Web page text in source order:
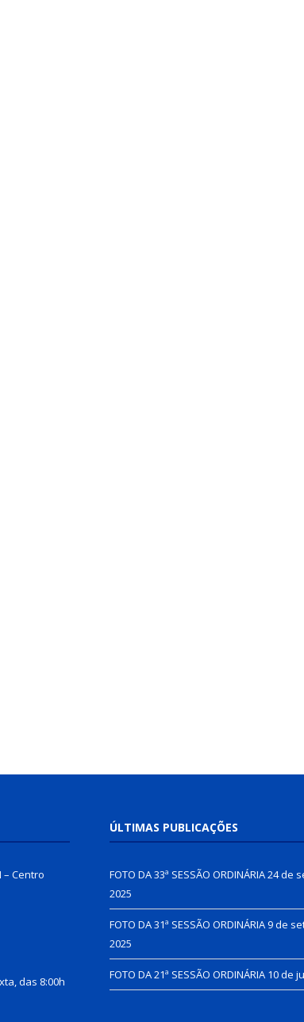
– Centro
das 8:00h
ÚLTIMAS PUBLICAÇÕES
FOTO DA 33ª SESSÃO ORDINÁRIA24 de
2025
FOTO DA 31ª SESSÃO ORDINÁRIA9 de
2025
FOTO DA 21ª SESSÃO ORDINÁRIA 10 de